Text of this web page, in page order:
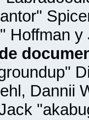
Hoffman
Dannii